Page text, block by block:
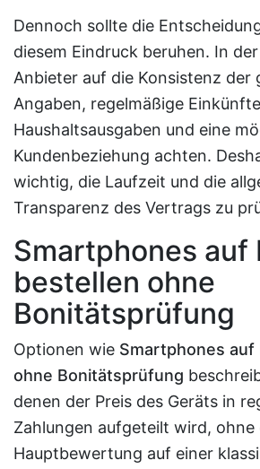
Dennoch sollte die
diesem Eindruck beruhen. In
Anbieter auf die Konsistenz der
Angaben, regelmäßige
Haushaltsausgaben und eine
Kundenbeziehung achten.
wichtig, die Laufzeit und die
Transparenz des Vertrags zu
Smartphones auf
bestellen ohne
Bonitätsprüfung
Optionen wie Smartphones auf
ohne Bonitätsprüfung
denen der Preis des Geräts in
Zahlungen aufgeteilt wird, ohne
Hauptbewertung auf einer